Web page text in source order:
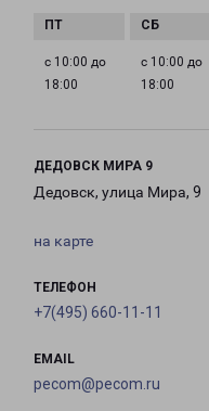
с 10:00 до
18:00
с 10:00 до
18:00
ДЕДОВСК МИРА 9
Дедовск, улица Мира, 9
на карте
ТЕЛЕФОН
+7(495) 660-11-11
EMAIL
pecom@pecom.ru